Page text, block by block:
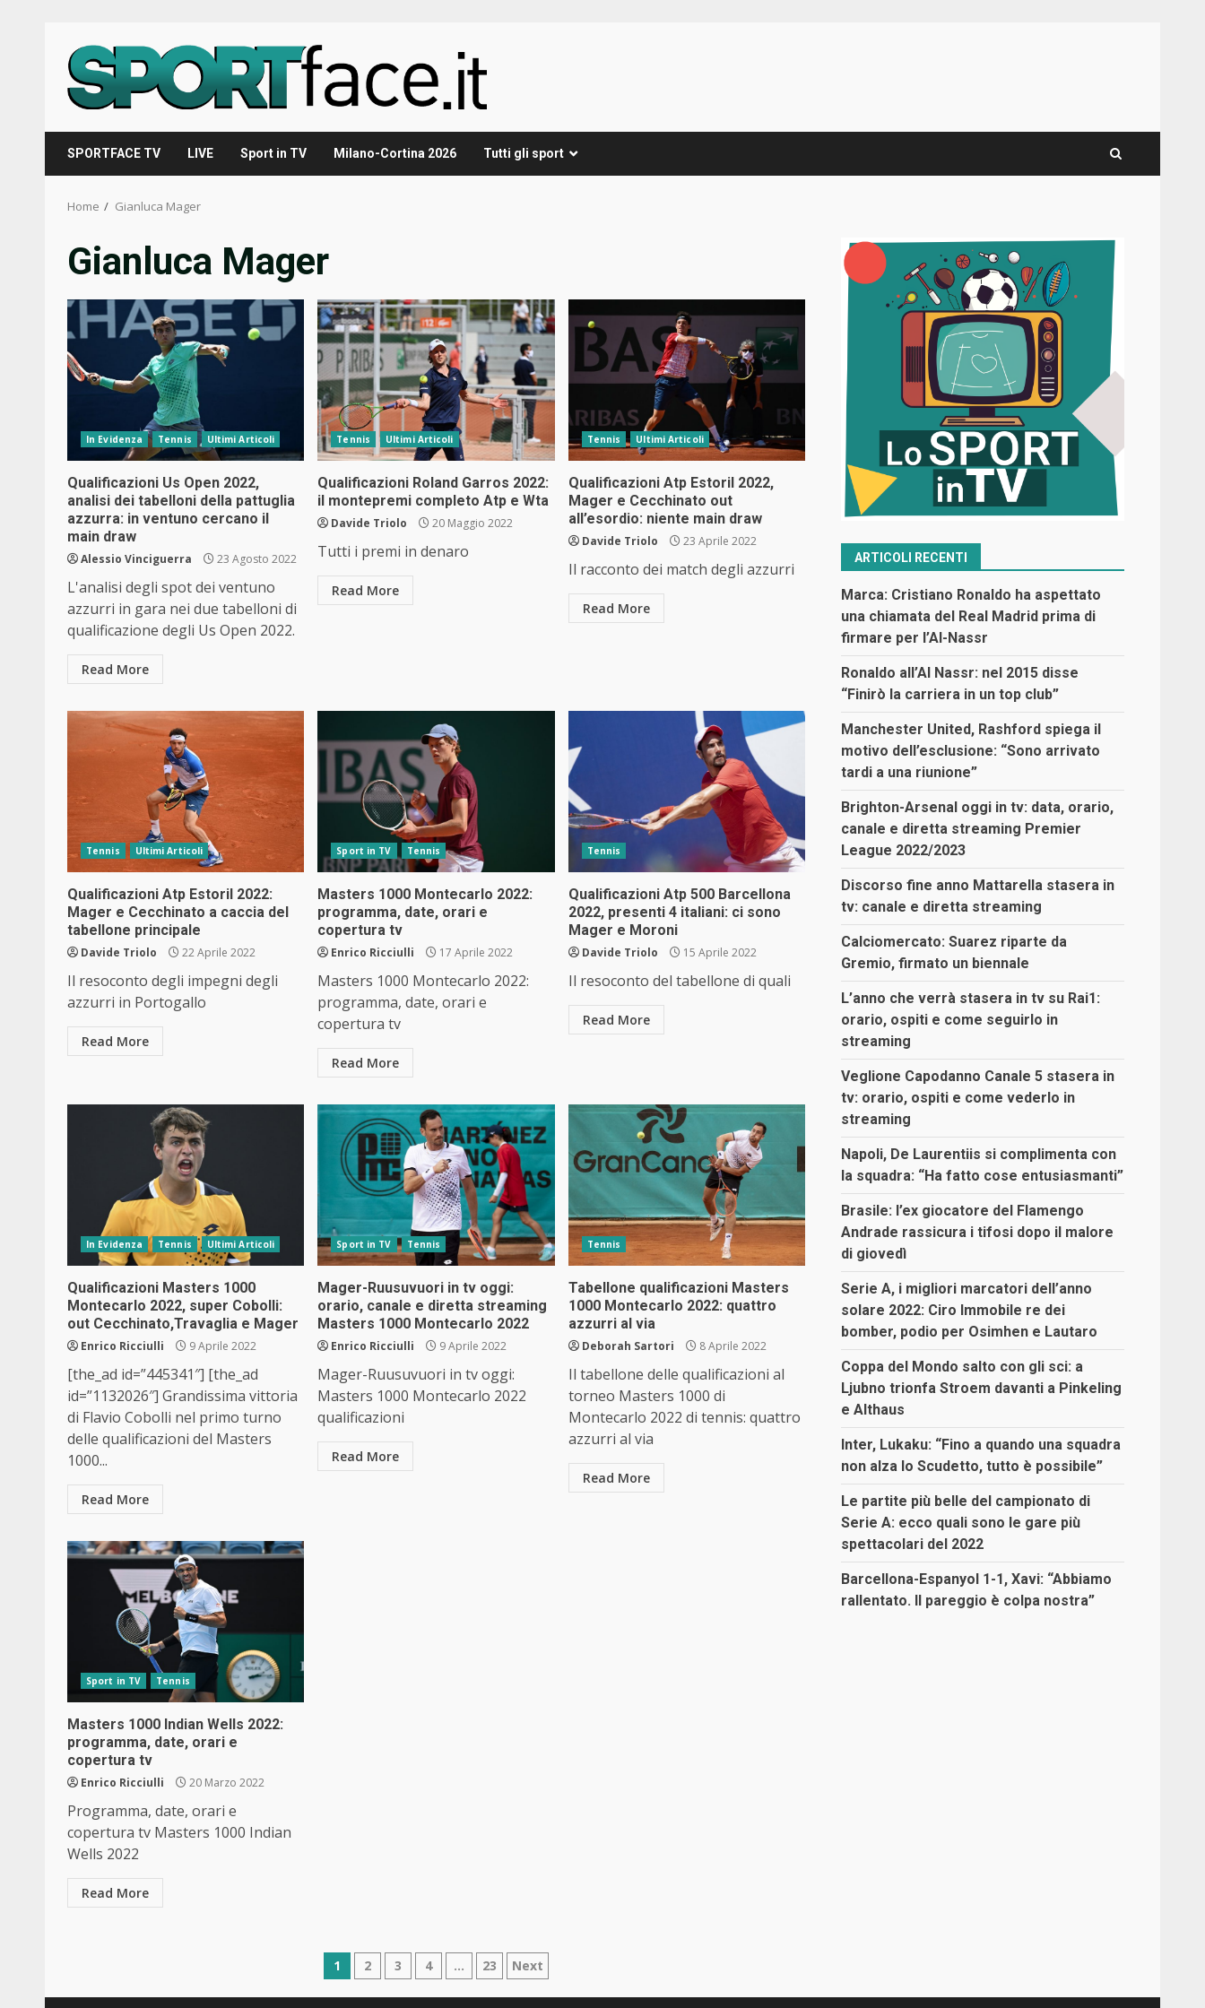
content
SPORTFACE TV LIVE Sport in TV Milano-Cortina 2026 Tutti gli sport
Home Gianluca Mager
Gianluca Mager
In Evidenza Tennis Ultimi Articoli
Qualificazioni Us Open 2022,
analisi dei tabelloni della pattuglia
azzurra: in ventuno cercano il
main draw
Alessio Vinciguerra 23 Agosto 2022
L'analisi degli spot dei ventuno
azzurri in gara nei due tabelloni di
qualificazione degli Us Open 2022.
Read More
Tennis Ultimi Articoli
Qualificazioni Roland Garros 2022:
il montepremi completo Atp e Wta
Davide Triolo 20 Maggio 2022
Tutti i premi in denaro
Read More
Tennis Ultimi Articoli
Qualificazioni Atp Estoril 2022,
Mager e Cecchinato out
all’esordio: niente main draw
Davide Triolo 23 Aprile 2022
Il racconto dei match degli azzurri
Read More
Tennis Ultimi Articoli
Qualificazioni Atp Estoril 2022:
Mager e Cecchinato a caccia del
tabellone principale
Davide Triolo 22 Aprile 2022
Il resoconto degli impegni degli
azzurri in Portogallo
Read More
Sport in TV Tennis
Masters 1000 Montecarlo 2022:
programma, date, orari e
copertura tv
Enrico Ricciulli 17 Aprile 2022
Masters 1000 Montecarlo 2022:
programma, date, orari e
copertura tv
Read More
Tennis
Qualificazioni Atp 500 Barcellona
2022, presenti 4 italiani: ci sono
Mager e Moroni
Davide Triolo 15 Aprile 2022
Il resoconto del tabellone di quali
Read More
In Evidenza Tennis Ultimi Articoli
Qualificazioni Masters 1000
Montecarlo 2022, super Cobolli:
out Cecchinato,Travaglia e Mager
Enrico Ricciulli 9 Aprile 2022
[the_ad id=”445341″] [the_ad
id=”1132026″] Grandissima vittoria
di Flavio Cobolli nel primo turno
delle qualificazioni del Masters
1000...
Read More
Sport in TV Tennis
Mager-Ruusuvuori in tv oggi:
orario, canale e diretta streaming
Masters 1000 Montecarlo 2022
Enrico Ricciulli 9 Aprile 2022
Mager-Ruusuvuori in tv oggi:
Masters 1000 Montecarlo 2022
qualificazioni
Read More
Tennis
Tabellone qualificazioni Masters
1000 Montecarlo 2022: quattro
azzurri al via
Deborah Sartori 8 Aprile 2022
Il tabellone delle qualificazioni al
torneo Masters 1000 di
Montecarlo 2022 di tennis: quattro
azzurri al via
Read More
Sport in TV Tennis
Masters 1000 Indian Wells 2022:
programma, date, orari e
copertura tv
Enrico Ricciulli 20 Marzo 2022
Programma, date, orari e
copertura tv Masters 1000 Indian
Wells 2022
Read More
Navigazione
1 2 3 4 … 23 Next
ARTICOLI RECENTI
Marca: Cristiano Ronaldo ha aspettato
una chiamata del Real Madrid prima di
firmare per l’Al-Nassr
Ronaldo all’Al Nassr: nel 2015 disse
“Finirò la carriera in un top club”
Manchester United, Rashford spiega il
motivo dell’esclusione: “Sono arrivato
tardi a una riunione”
Brighton-Arsenal oggi in tv: data, orario,
canale e diretta streaming Premier
League 2022/2023
Discorso fine anno Mattarella stasera in
tv: canale e diretta streaming
Calciomercato: Suarez riparte da
Gremio, firmato un biennale
L’anno che verrà stasera in tv su Rai1:
orario, ospiti e come seguirlo in
streaming
Veglione Capodanno Canale 5 stasera in
tv: orario, ospiti e come vederlo in
streaming
Napoli, De Laurentiis si complimenta con
la squadra: “Ha fatto cose entusiasmanti”
Brasile: l’ex giocatore del Flamengo
Andrade rassicura i tifosi dopo il malore
di giovedì
Serie A, i migliori marcatori dell’anno
solare 2022: Ciro Immobile re dei
bomber, podio per Osimhen e Lautaro
Coppa del Mondo salto con gli sci: a
Ljubno trionfa Stroem davanti a Pinkeling
e Althaus
Inter, Lukaku: “Fino a quando una squadra
non alza lo Scudetto, tutto è possibile”
Le partite più belle del campionato di
Serie A: ecco quali sono le gare più
spettacolari del 2022
Barcellona-Espanyol 1-1, Xavi: “Abbiamo
rallentato. Il pareggio è colpa nostra”